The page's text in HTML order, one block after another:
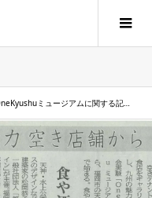
ュージアムに関する記事が掲載されました